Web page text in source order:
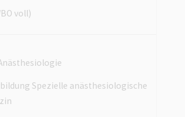
voll)
Spezielle anästhesiologische